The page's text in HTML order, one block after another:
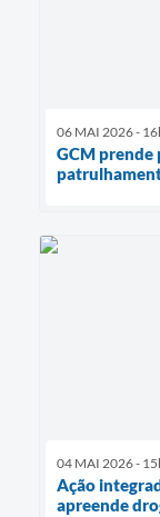
06 MAI 2026 -
GCM
04 MAI 2026 -
Ação
apreende